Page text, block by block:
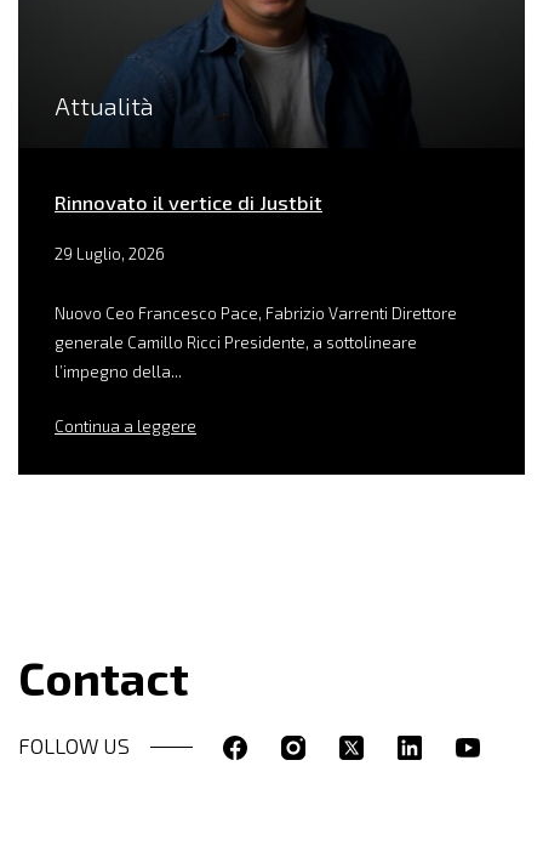
Attualità
Rinnovato il vertice di Justbit
29 Luglio, 2026
Nuovo Ceo Francesco Pace, Fabrizio Varrenti Direttore
generale Camillo Ricci Presidente, a sottolineare
l’impegno della...
Continua a leggere
Contact
FOLLOW US